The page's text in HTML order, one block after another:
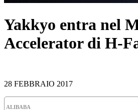
Yakkyo entra nel
Accelerator di H-
28 FEBBRAIO 2017
ALIBABA